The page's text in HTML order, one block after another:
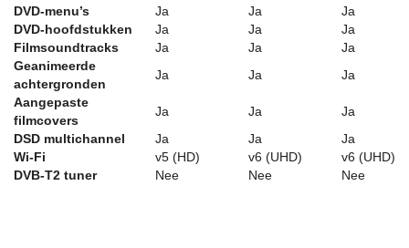
DVD-menu’s Ja Ja
Ja
DVD-hoofdstukken
Ja Ja
Ja
Filmsoundtracks
Ja Ja
Ja
Geanimeerde
achtergronden
Ja Ja
Ja
Aangepaste
filmcovers
Ja Ja
Ja
DSD multichannel
Ja Ja
Ja
Wi-Fi
v5 (HD) v6 (UHD)
v6 (UHD)
DVB-T2 tuner
Nee Nee Nee